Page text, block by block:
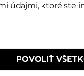
údajmi, ktoré ste
POVOLIŤ
TATRALANDIA
PROTECTION OF